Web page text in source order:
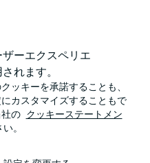
。イノジーSE社
上風力企業と、J
協働は今後増加す
るでしょう」
引所上場：JLL）
てのサービスをグ
ーエクスペリエ
れます。
ッキーを承諾することも、
カスタマイズすることもで
の クッキーステートメン
。